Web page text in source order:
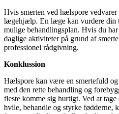
Hvis smerten ved hælspore
lægehjælp. En læge kan vurdere din
mulige behandlingsplan. Hvis du
daglige aktiviteter på grund af
professionel rådgivning.
Konklussion
Hælspore kan være en smertefuld
med den rette behandling og
fleste komme sig hurtigt. Ved at
hvile, behandle og styrke fødderne,